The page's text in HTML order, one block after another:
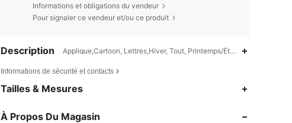
Informations et obligations du vendeur
Pour signaler ce vendeur et/ou ce produit
Description Applique,Cartoon, Lettres,Hiver, Tout, Printemps/Été/Automne
Informations de sécurité et contacts
Tailles & Mesures
À Propos Du Magasin